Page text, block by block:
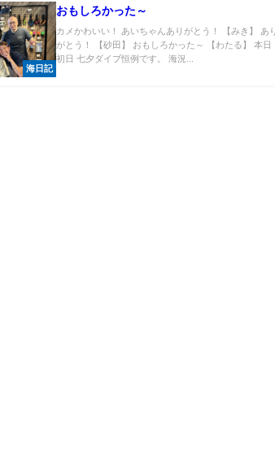
海日記
おもしろかった～
カメかわいい！ あいちゃんありがとう！ 【みき】 あり
がとう！ 【砂田】 おもしろかった～ 【わたる】 本日
初日 七夕ダイブ恒例です。 海況...